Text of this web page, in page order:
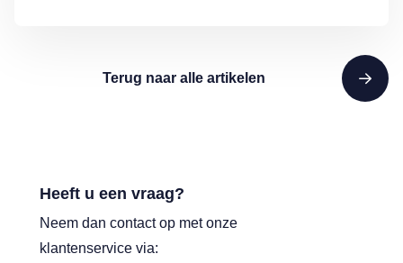
Terug naar alle artikelen
Heeft u een vraag?
Neem dan contact op met onze
klantenservice via: